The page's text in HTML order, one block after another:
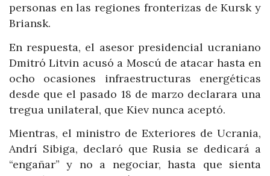
personas en las regiones fronterizas de Kursk y
Briansk.
En respuesta, el asesor presidencial ucraniano
Dmitró Litvin acusó a Moscú de atacar hasta en
ocho ocasiones infraestructuras energéticas
desde que el pasado 18 de marzo declarara una
tregua unilateral, que Kiev nunca aceptó.
Mientras, el ministro de Exteriores de Ucrania,
Andrí Sibiga, declaró que Rusia se dedicará a
“engañar” y no a negociar, hasta que sienta